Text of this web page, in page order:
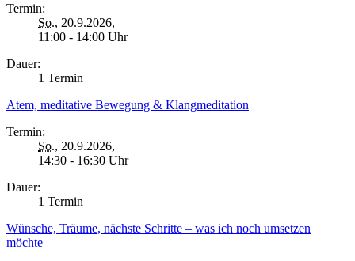
Termin:
So., 20.9.2026,
11:00 - 14:00 Uhr
Dauer:
1 Termin
Atem, meditative Bewegung & Klangmeditation
Termin:
So., 20.9.2026,
14:30 - 16:30 Uhr
Dauer:
1 Termin
Wünsche, Träume, nächste Schritte – was ich noch umsetzen
möchte